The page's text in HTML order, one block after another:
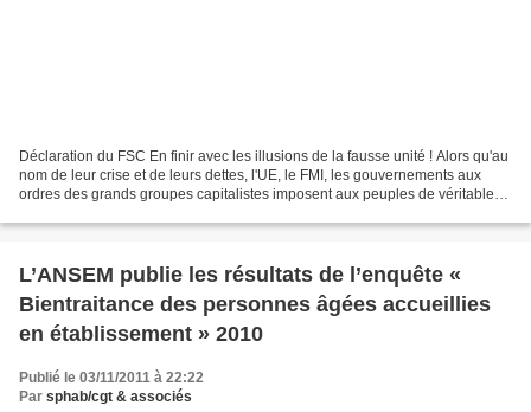
Déclaration du FSC En finir avec les illusions de la fausse unité ! Alors qu'au
nom de leur crise et de leurs dettes, l'UE, le FMI, les gouvernements aux
ordres des grands groupes capitalistes imposent aux peuples de véritables
L’ANSEM publie les résultats de l’enquête «
Bientraitance des personnes âgées accueillies
en établissement » 2010
Publié le 03/11/2011 à 22:22
Par sphab/cgt & associés